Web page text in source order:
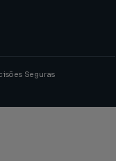
Seguras